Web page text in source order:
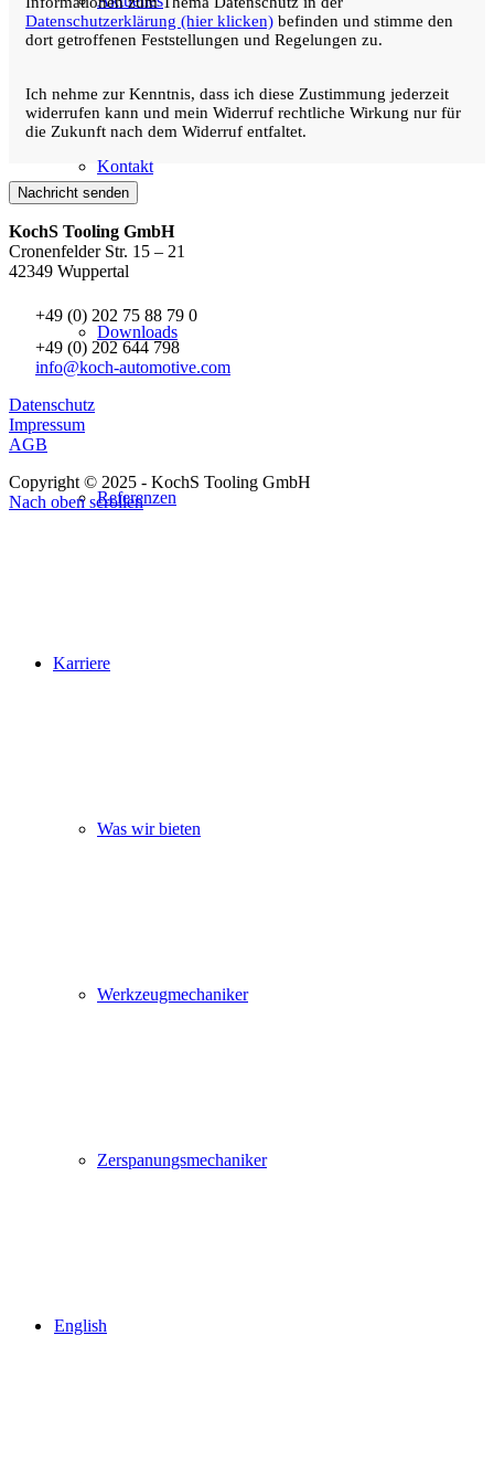
Kontakt
Downloads
Referenzen
Karriere
Was wir bieten
Werkzeugmechaniker
Zerspanungsmechaniker
English
Datenschutzerklärung (hier klicken) befinden und stimme den
dort getroffenen Feststellungen und Regelungen zu.
Ich nehme zur Kenntnis, dass ich diese Zustimmung jederzeit
widerrufen kann und mein Widerruf rechtliche Wirkung nur für
die Zukunft nach dem Widerruf entfaltet.
KochS Tooling GmbH
Cronenfelder Str. 15 – 21
42349 Wuppertal
+49 (0) 202 75 88 79 0
+49 (0) 202 644 798
info@koch-automotive.com
Datenschutz
Impressum
AGB
Copyright © 2025 - KochS Tooling GmbH
Nach oben scrollen